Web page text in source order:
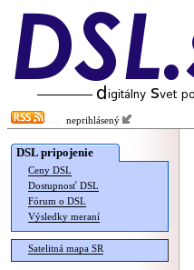
neprihlásený
DSL pripojenie
Ceny DSL
Dostupnosť DSL
Fórum o DSL
Výsledky meraní
Satelitná mapa SR